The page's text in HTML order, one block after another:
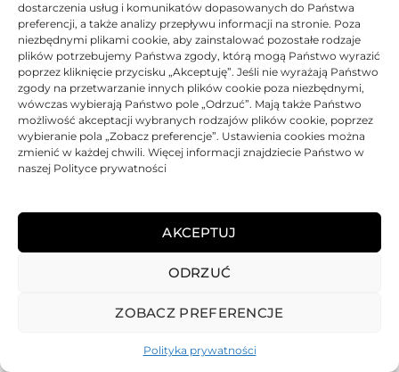
dostarczenia usług i komunikatów dopasowanych do Państwa
preferencji, a także analizy przepływu informacji na stronie. Poza
niezbędnymi plikami cookie, aby zainstalować pozostałe rodzaje
plików potrzebujemy Państwa zgody, którą mogą Państwo wyrazić
poprzez kliknięcie przycisku „Akceptuję”. Jeśli nie wyrażają Państwo
zgody na przetwarzanie innych plików cookie poza niezbędnymi,
wówczas wybierają Państwo pole „Odrzuć”. Mają także Państwo
możliwość akceptacji wybranych rodzajów plików cookie, poprzez
wybieranie pola „Zobacz preferencje”. Ustawienia cookies można
zmienić w każdej chwili. Więcej informacji znajdziecie Państwo w
naszej Polityce prywatności
AKCEPTUJ
ODRZUĆ
ZOBACZ PREFERENCJE
Polityka prywatności
BRAK
Tusz JetWorld zamiennik Kodak 30CK XL 3952330C | Color
Oceniono0na 5
Tusz JetWorld Zamiennik 100% Nowy 44 ml.
ALL RIGHTS RESERVED. WEBSITE PROTECTED